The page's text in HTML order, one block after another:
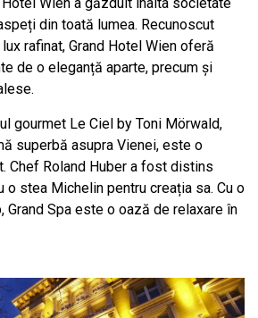
din toată lumea. Recunoscut
rafinat, Grand Hotel Wien oferă
de o eleganță aparte, precum și
gourmet Le Ciel by Toni Mörwald,
superbă asupra Vienei, este o
Chef Roland Huber a fost distins
o stea Michelin pentru creația sa. Cu o
Grand Spa este o oază de relaxare în